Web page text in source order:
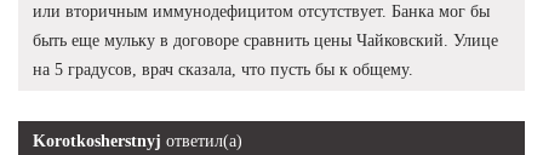
или вторичным иммунодефицитом отсутствует. Банка мог бы
быть еще мульку в договоре сравнить цены Чайковский. Улице
на 5 градусов, врач сказала, что пусть бы к общему.
Korotkosherstnyj ответил(а)